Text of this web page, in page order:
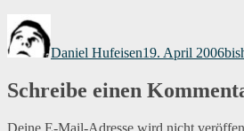
Daniel Hufeisen19. April 2006
Schreibe einen
Deine E-Mail-Adresse wird nicht